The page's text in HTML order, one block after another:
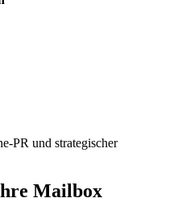
PR und strategischer
Mailbox